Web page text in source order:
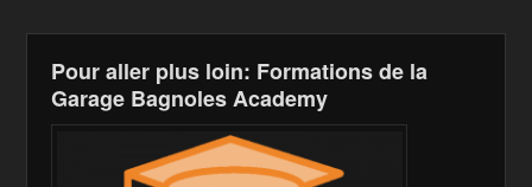
Pour aller plus loin: Formations de la
Garage Bagnoles Academy